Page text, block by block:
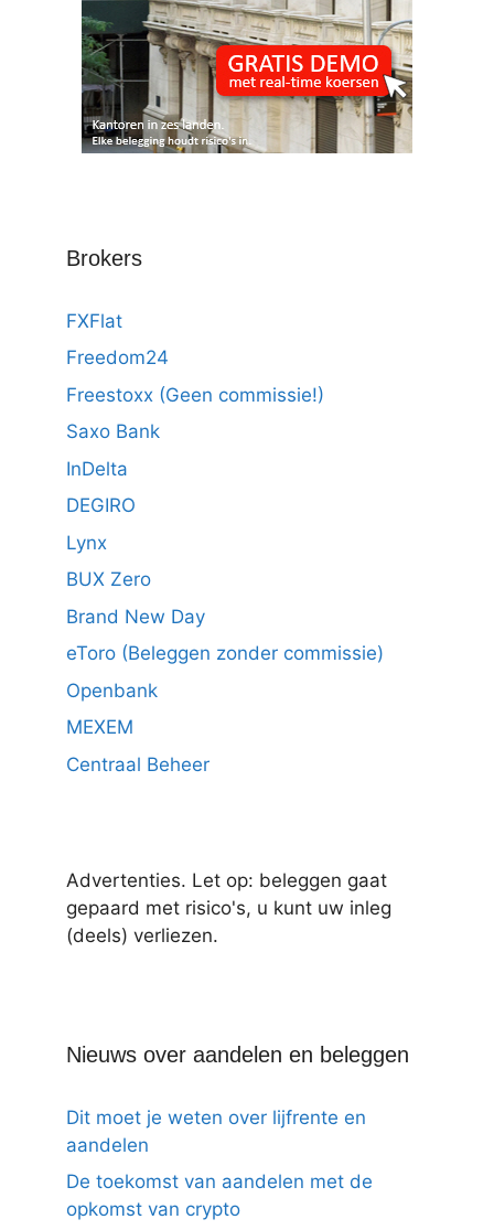
Brokers
FXFlat
Freedom24
Freestoxx (Geen commissie!)
Saxo Bank
InDelta
DEGIRO
Lynx
BUX Zero
Brand New Day
eToro (Beleggen zonder commissie)
Openbank
MEXEM
Centraal Beheer
Advertenties. Let op: beleggen gaat
gepaard met risico's, u kunt uw inleg
(deels) verliezen.
Nieuws over aandelen en beleggen
Dit moet je weten over lijfrente en
aandelen
De toekomst van aandelen met de
opkomst van crypto